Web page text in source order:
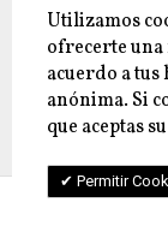
©
Utilizamos
ofrecerte
acuerdo a
anónima. Si
que aceptas
Permitir